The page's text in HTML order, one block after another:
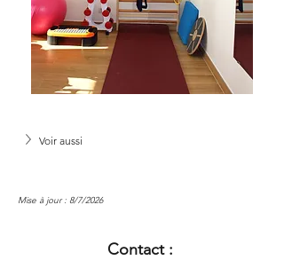
Voir aussi
Mise à jour : 8/7/2026
Contact :